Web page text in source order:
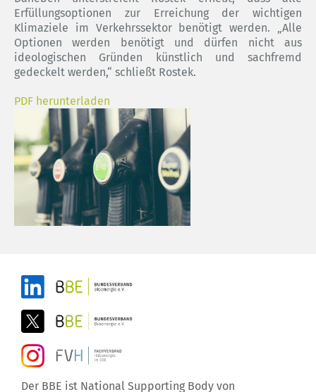
Erfüllungsoptionen zur Erreichung der wichtigen
Klimaziele im Verkehrssektor benötigt werden. „Alle
Optionen werden benötigt und dürfen nicht aus
ideologischen Gründen künstlich und sachfremd
gedeckelt werden,“ schließt Rostek.
PDF herunterladen
Der BBE ist National Supporting Body von